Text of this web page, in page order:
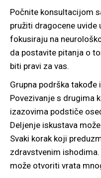
Počnite konsultacijom
pružiti dragocene
fokusiraju na
da postavite pitanja o
biti pravi za vas.
Grupna podrška takođe
Povezivanje s drugima
izazovima podstiče
Deljenje iskustava
Svaki korak koji
zdravstvenim
može otvoriti vrata